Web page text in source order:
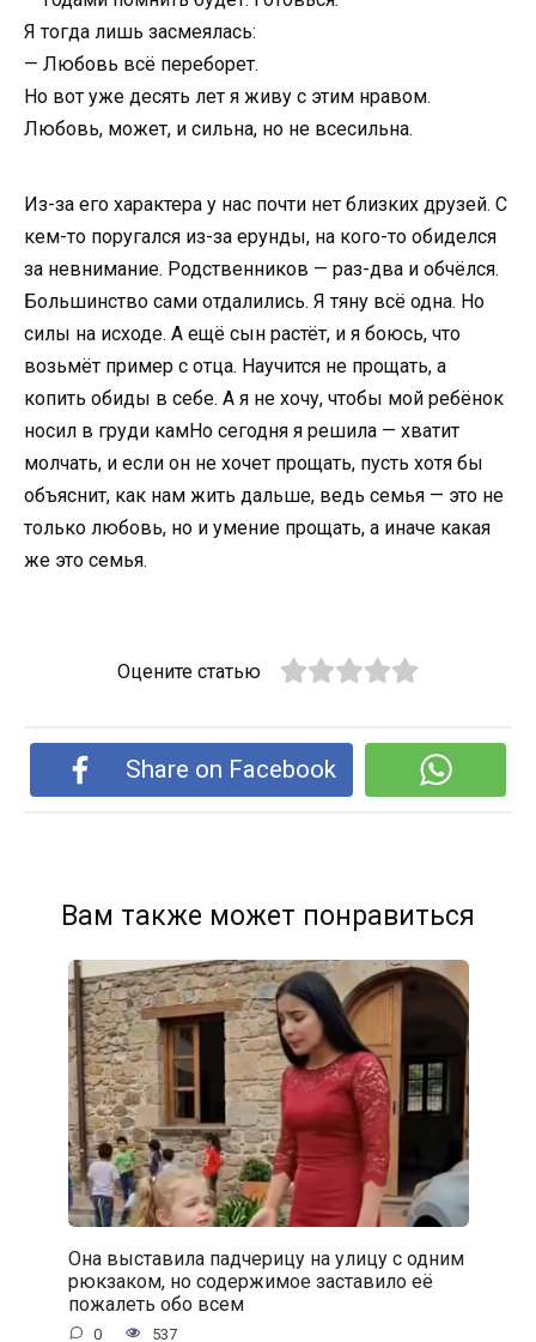
Я тогда лишь засмеялась:
— Любовь всё переборет.
Но вот уже десять лет я живу с этим нравом.
Любовь, может, и сильна, но не всесильна.
Из-за его характера у нас почти нет близких друзей. С
кем-то поругался из-за ерунды, на кого-то обиделся
за невнимание. Родственников — раз-два и обчёлся.
Большинство сами отдалились. Я тяну всё одна. Но
силы на исходе. А ещё сын растёт, и я боюсь, что
возьмёт пример с отца. Научится не прощать, а
копить обиды в себе. А я не хочу, чтобы мой ребёнок
носил в груди камНо сегодня я решила — хватит
молчать, и если он не хочет прощать, пусть хотя бы
объяснит, как нам жить дальше, ведь семья — это не
только любовь, но и умение прощать, а иначе какая
же это семья.
Оцените статью
Share on Facebook
Вам также может понравиться
Она выставила падчерицу на улицу с одним
рюкзаком, но содержимое заставило её
пожалеть обо всем
0 537